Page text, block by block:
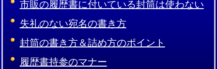
市販の履歴書に付いている封筒は使わない
失礼のない宛名の書き方
封筒の書き方＆詰め方のポイント
履歴書持参のマナー